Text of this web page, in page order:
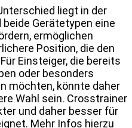
liegt in der
beide Gerätetypen eine
ermöglichen
Position, die den
Einsteiger, die bereits
oder besonders
möchten, könnte daher
Wahl sein. Crosstrainer
und daher besser für
Mehr Infos hierzu